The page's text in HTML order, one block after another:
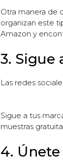
Otra manera de
organizan este
Amazon y
3. Sigue
Las redes
Sigue a tus
muestras
4.